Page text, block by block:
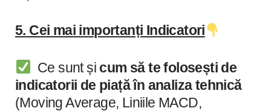
5. Cei mai importanți Indicatori
Ce sunt și cum să te folosești de
indicatorii de piață în analiza tehnică
(Moving Average, Liniile MACD,